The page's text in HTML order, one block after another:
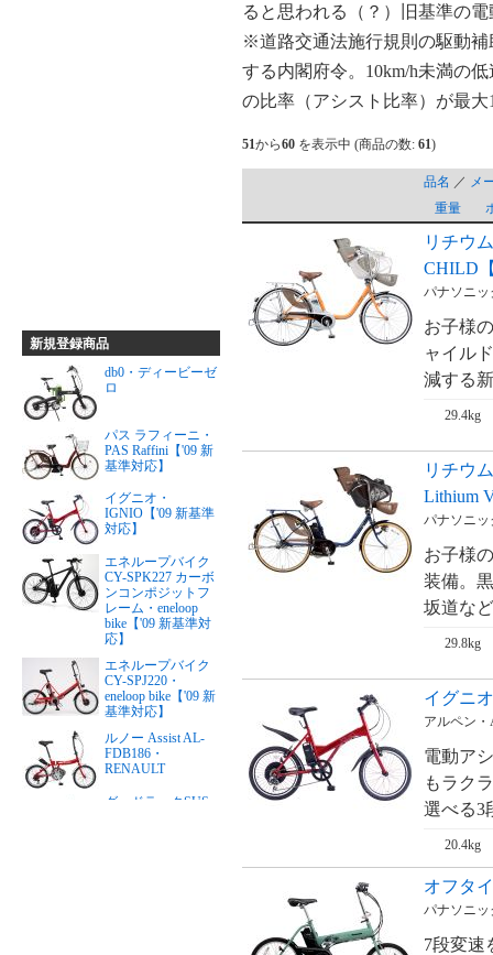
新規登録商品
db0・ディービーゼ
ロ
パス ラフィーニ・
PAS Raffini【'09 新
基準対応】
イグニオ・
IGNIO【'09 新基準
対応】
エネループバイク
CY-SPK227 カーボ
ンコンポジットフ
レーム・eneloop
bike【'09 新基準対
応】
エネループバイク
CY-SPJ220・
eneloop bike【'09 新
基準対応】
ルノー Assist AL-
FDB186・
RENAULT
グッドラックSUS
ると思われる（？）旧基準の
※道路交通法施行規則の駆動
する内閣府令。10km/h未満の
の比率（アシスト比率）が最
51から60 を表示中 (商品の数: 61)
品名 ／ メ
重量
リチウ
CHILD
パナソニッ
お子様
ャイル
減する
29.4kg
リチウ
Lithium
パナソニッ
お子様
装備。
坂道な
29.8kg
イグニ
アルペン・
電動ア
もラク
選べる3
20.4kg
オフタ
パナソニッ
7段変速